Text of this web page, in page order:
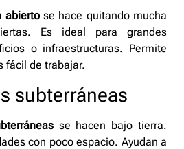
abiertose hace quitando mucha
Es ideal para grandes
o infraestructuras. Permite
fácil de trabajar.
subterráneas
se hacen bajo tierra.
con poco espacio. Ayudan a